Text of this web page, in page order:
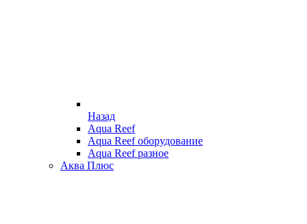
Назад
Aqua Reef
Aqua Reef оборудование
Aqua Reef разное
Аква Плюс